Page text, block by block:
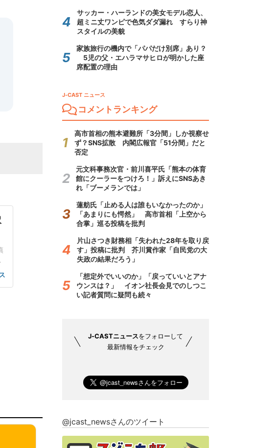
サッカー・ハーランドの美女モデル恋人、
超ミニ丈ワンピで色気ダダ漏れ すらり神
スタイルの美貌
家族旅行の機内で「パパだけ別席」あり？
5児の父・エハラマサヒロが明かした座
席配置の理由
J-CAST ニュース
コメントランキング
高市首相の熊本避難所「3分間」しか視察せ
ず？SNS拡散 内閣広報官「51分間」だと
否定
元文科事務次官・前川喜平氏「熊本の体育
館にクーラーをつけろ！」訴えにSNSあき
れ「ブーメランでは」
蓮舫氏「止める人は誰もいなかったのか」
「あまりにも愕然」 高市首相「上空から
合掌」巡る投稿を批判
片山さつき財務相「失われた28年を取り戻
す」投稿に批判 芥川賞作家「自民党の大
失政の結果だろう」
「想定外でいいのか」「戻っていいとアナ
ウンスは？」 イオン社長会見でのしつこ
い記者質問に疑問も続々
J-CASTニュースをフォローして
最新情報をチェック
@jcast_newsさんのツイート